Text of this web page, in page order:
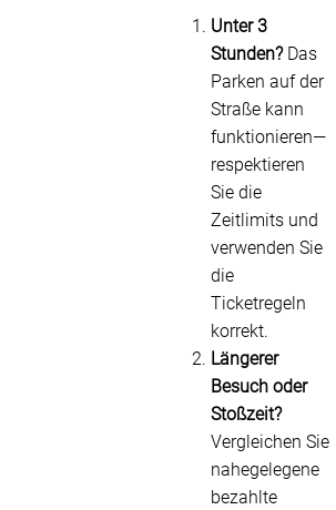
Unter 3
Stunden?Das
Parken auf der
Straße kann
funktionieren—
respektieren
Sie die
Zeitlimits und
verwenden Sie
die
Ticketregeln
korrekt.
Längerer
Besuch oder
Stoßzeit?
Vergleichen Sie
nahegelegene
bezahlte